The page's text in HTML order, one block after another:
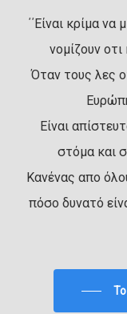
΄΄Είναι κρίμα
νομίζουν
Όταν τους λες
Είναι
στόμα και
Κανένας απο
πόσο δυνατό